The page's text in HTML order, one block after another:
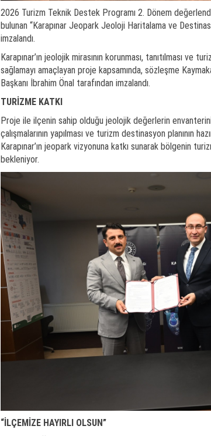
2026 Turizm Teknik Destek Programı 2. Dönem
bulunan “Karapınar Jeopark Jeoloji Haritalama ve
imzalandı.
Karapınar’ın jeolojik mirasının korunması, tanıtılması ve
sağlamayı amaçlayan proje kapsamında, sözleşme
Başkanı İbrahim Önal tarafından imzalandı.
TURİZME KATKI
Proje ile ilçenin sahip olduğu jeolojik değerlerin
çalışmalarının yapılması ve turizm destinasyon planının
Karapınar’ın jeopark vizyonuna katkı sunarak bölgenin
bekleniyor.
“İLÇEMİZE HAYIRLI OLSUN”